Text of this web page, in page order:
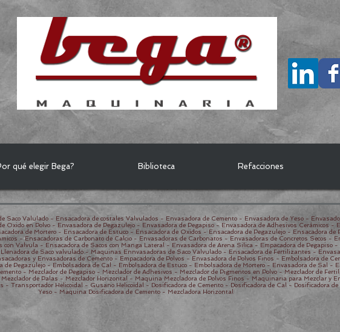
qué elegir Bega? Biblioteca Refacciones
Saco Valulado - Ensacadora de costales Valvulados - Envasadora de Cemento - Envasadora de Yeso -
Oxido en Polvo - Envasadora de Pegazulejo - Envasadora de Pegapiso - Envasadora de Adhesivos Cerámicos -
de Mortero - Ensacadora de Estuco - Ensacadora de Oxidos - Ensacadora de Pegazulejo - Ensacadora de
- Ensacadoras de Carbonato de Calcio - Envasadoras de Carbonatos - Envasadoras de Concretos Secos -
Valvula - Ensacadora de Sacos con Manga Lateral - Envasadora de Arena Silica - Empacadora de Pegapiso -
de Saco valvulado - Maquinas Ennvasadoras de Saco Valvulado - Ensacadora de Fertilizantes -
y Envasadoras de Cemento - Empacadora de Polvos - Envasadora de Polvos Finos - Embolsadora de
de Pegazulejo - Embolsadora de Cal - Embolsadora de Estuco - Embolsadora de Mortero - Envasadora de Sal -
- Mezclador de Pegapiso - Mezclador de Adhesivos - Mezclador de Pigmentos en Polvo - Mezclador de
de Palas - Mezclador Horizontal - Maquina Mezcladora de Polvos Finos - Maquinaria para Mezclar y
Transportador Helicoidal - Gusano Helicoidal - Dosificadora de Cemento - Dosificadora de Cal - Dosificadora de
Yeso - Maquina Dosificadora de Cemento - Mezcladora Horizontal